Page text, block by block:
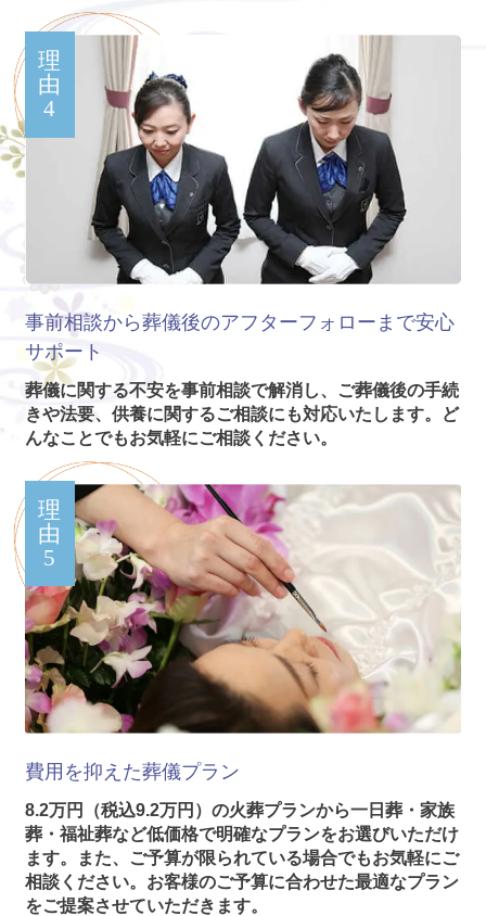
理
由
4
事前相談から葬儀後のアフターフォローまで安心
サポート
葬儀に関する不安を事前相談で解消し、ご葬儀後の手続
きや法要、供養に関するご相談にも対応いたします。ど
んなことでもお気軽にご相談ください。
理
由
5
費用を抑えた葬儀プラン
8.2万円（税込9.2万円）の火葬プランから一日葬・家族
葬・福祉葬など低価格で明確なプランをお選びいただけ
ます。また、ご予算が限られている場合でもお気軽にご
相談ください。お客様のご予算に合わせた最適なプラン
をご提案させていただきます。